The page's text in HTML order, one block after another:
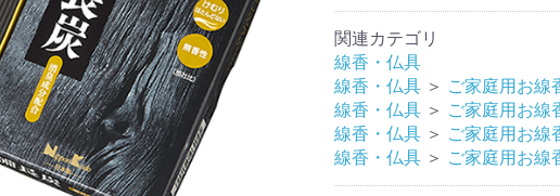
関連カテゴリ
線香・仏具
線香・仏具 ＞ ご家庭用お線
線香・仏具 ＞ ご家庭用お線
線香・仏具 ＞ ご家庭用お線
線香・仏具 ＞ ご家庭用お線